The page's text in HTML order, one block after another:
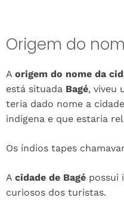
Origem do
A origem do nome da
está situada Bagé, viveu
teria dado nome a
indígena e que estaria
Os índios tapes
A cidade de Bagé possui
curiosos dos turistas.